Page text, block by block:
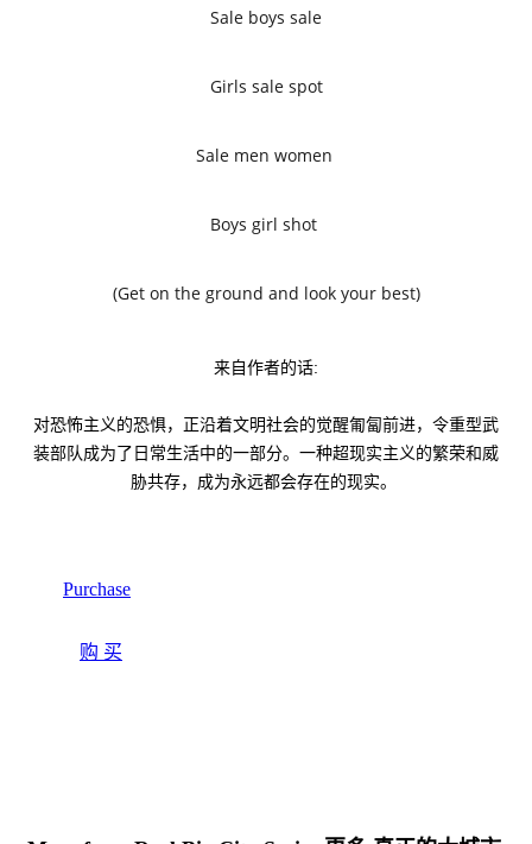
Sale boys sale
Girls sale spot
Sale men women
Boys girl shot
(Get on the ground and look your best)
来自作者的话:
对恐怖主义的恐惧，正沿着文明社会的觉醒匍匐前进，令重型武
装部队成为了日常生活中的一部分。一种超现实主义的繁荣和威
胁共存，成为永远都会存在的现实。
Purchase
购 买